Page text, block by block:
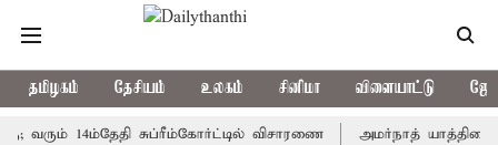
தமிழகம் தேசியம் உலகம் சினிமா விளையாட்டு
வரும் 14ம்தேதி சுப்ரீம்கோர்ட்டில் விசாரணை அமர்நாத் யாத்திரை